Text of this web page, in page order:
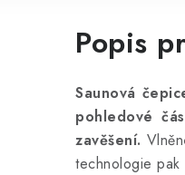
Popis
Saunová
pohledové
zavěšení.
technologie pak